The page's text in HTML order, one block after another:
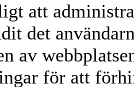
att
det
av
för att